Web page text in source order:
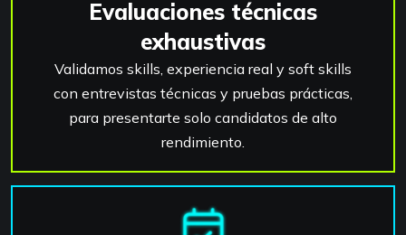
Evaluaciones técnicas
exhaustivas
Validamos skills, experiencia real y soft skills
con entrevistas técnicas y pruebas prácticas,
para presentarte solo candidatos de alto
rendimiento.